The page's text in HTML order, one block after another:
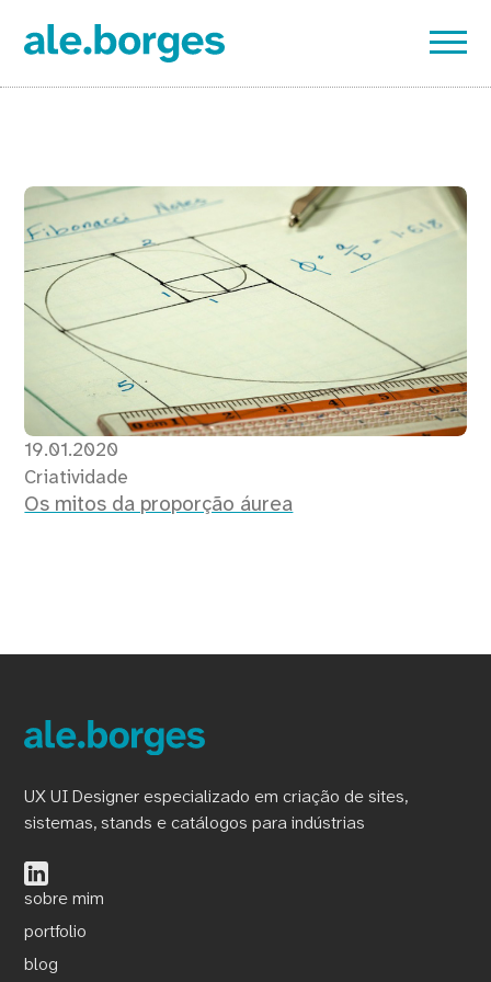
19.01.2020
Criatividade
Os mitos da proporção áurea
UX UI Designer especializado em criação de sites,
sistemas, stands e catálogos para indústrias
sobre mim
portfolio
blog